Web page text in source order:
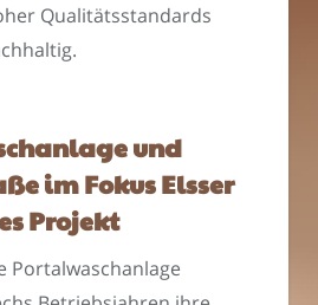
Qualitätsstandards
und
im Fokus Elsser
Projekt
Portalwaschanlage